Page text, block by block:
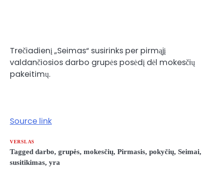
Trečiadienį „Seimas“ susirinks per pirmąjį
valdančiosios darbo grupės posėdį dėl mokesčių
pakeitimų.
Source link
VERSLAS
Tagged darbo, grupės, mokesčių, Pirmasis, pokyčių, Seimai,
susitikimas, yra